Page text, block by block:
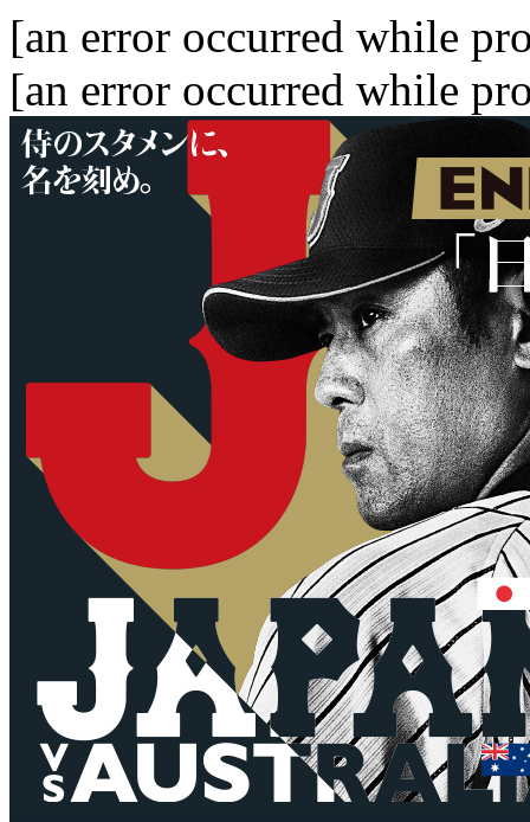
[an error occurred while
[an error occurred while